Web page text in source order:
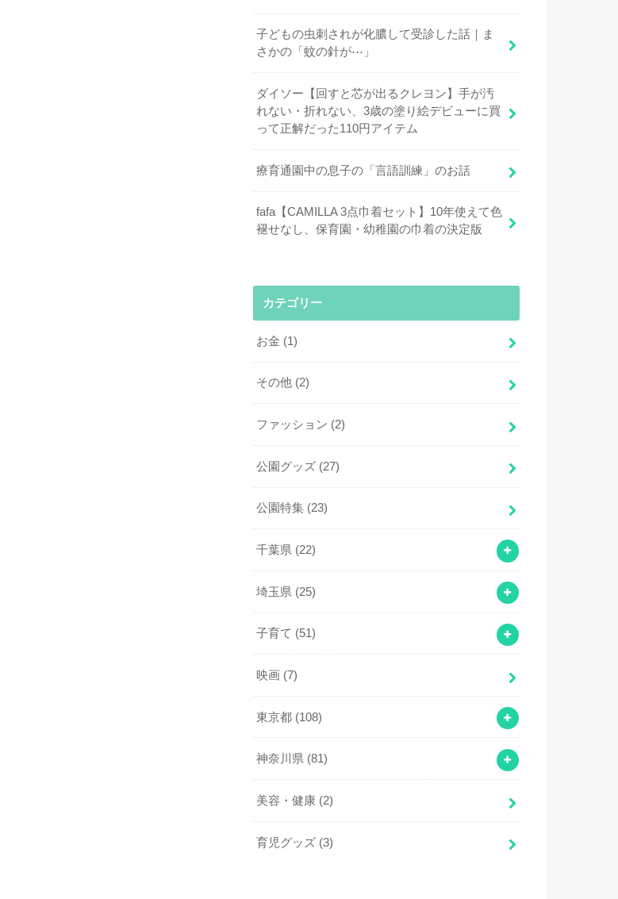
子どもの虫刺されが化膿して受診した話｜ま
さかの「蚊の針が⋯」
ダイソー【回すと芯が出るクレヨン】手が汚
れない・折れない、3歳の塗り絵デビューに買
って正解だった110円アイテム
療育通園中の息子の「言語訓練」のお話
fafa【CAMILLA 3点巾着セット】10年使えて色
褪せなし、保育園・幼稚園の巾着の決定版
カテゴリー
お金 (1)
その他 (2)
ファッション (2)
公園グッズ (27)
公園特集 (23)
千葉県 (22)
埼玉県 (25)
子育て (51)
映画 (7)
東京都 (108)
神奈川県 (81)
美容・健康 (2)
育児グッズ (3)